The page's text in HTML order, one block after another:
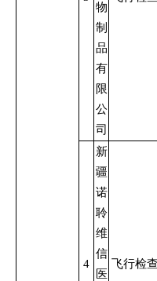
物
制
品
有
限
公
司
4
新
疆
诺
聆
维
信
医
飞行检查